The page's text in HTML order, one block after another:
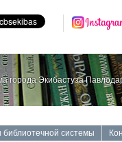
города Экибастуза
библиотечной системы